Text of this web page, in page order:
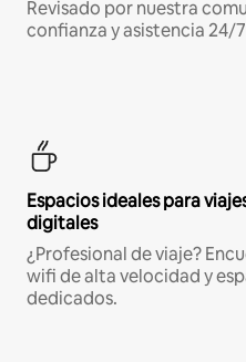
Revisado por nuestra
confianza y asistencia 24/
Espacios ideales para
digitales
¿Profesional de viaje?
wifi de alta velocidad y
dedicados.